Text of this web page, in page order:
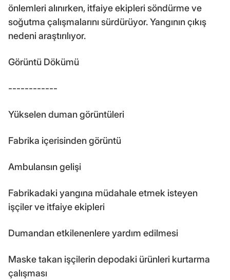
önlemleri alınırken, itfaiye ekipleri söndürme ve
soğutma çalışmalarını sürdürüyor. Yangının çıkış
nedeni araştırılıyor.
Görüntü Dökümü
------------
Yükselen duman görüntüleri
Fabrika içerisinden görüntü
Ambulansın gelişi
Fabrikadaki yangına müdahale etmek isteyen
işçiler ve itfaiye ekipleri
Dumandan etkilenenlere yardım edilmesi
Maske takan işçilerin depodaki ürünleri kurtarma
çalışması